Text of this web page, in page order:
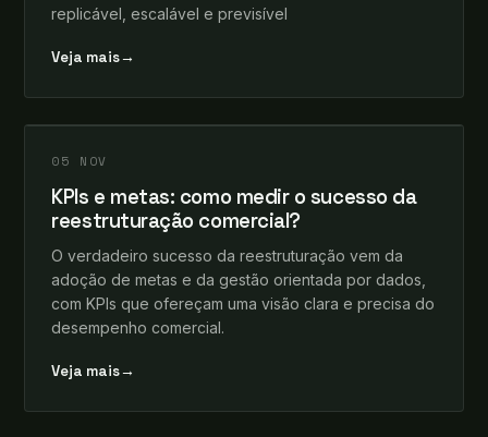
replicável, escalável e previsível
Veja mais→
INSIGHTS
leosomma+
05 NOV
KPIs e metas: como medir o sucesso da
reestruturação comercial?
O verdadeiro sucesso da reestruturação vem da
adoção de metas e da gestão orientada por dados,
com KPIs que ofereçam uma visão clara e precisa do
desempenho comercial.
Veja mais→